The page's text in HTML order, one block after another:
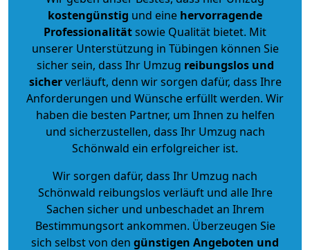
kostengünstig und eine hervorragende
Professionalitätsowie Qualität bietet. Mit
unserer Unterstützung in Tübingen können Sie
sicher sein, dass Ihr Umzug reibungslos und
sicherverläuft, denn wir sorgen dafür, dass Ihre
Anforderungen und Wünsche erfüllt werden. Wir
haben die besten Partner, um Ihnen zu helfen
und sicherzustellen, dass Ihr Umzug nach
Schönwald ein erfolgreicher ist.
Wir sorgen dafür, dass Ihr Umzug nach
Schönwald reibungslos verläuft und alle Ihre
Sachen sicher und unbeschadet an Ihrem
Bestimmungsort ankommen. Überzeugen Sie
sich selbst von den günstigen Angeboten und